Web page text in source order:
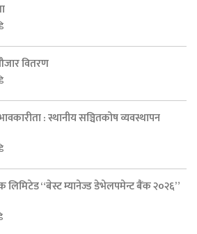
वितरण
: स्थानीय सञ्चितकोष व्यवस्थापन
लिमिटेड “बेस्ट म्यानेज्ड डेभेलपमेन्ट बैंक २०२६”